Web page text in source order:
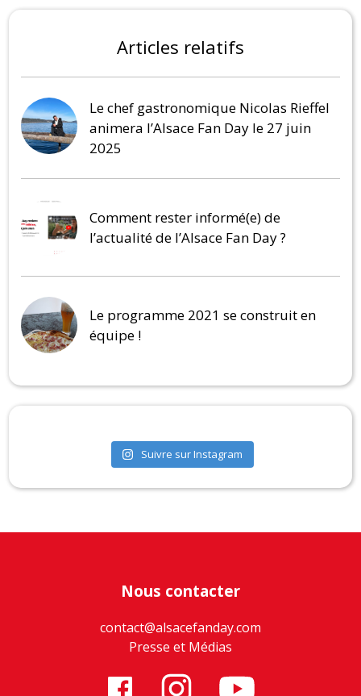
Articles relatifs
Le chef gastronomique Nicolas Rieffel
animera l’Alsace Fan Day le 27 juin
2025
Comment rester informé(e) de
l’actualité de l’Alsace Fan Day ?
Le programme 2021 se construit en
équipe !
Suivre sur Instagram
Nous contacter
contact@alsacefanday.com
Presse et Médias